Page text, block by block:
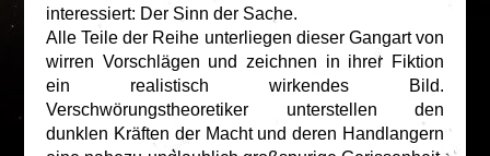
interessiert: Der Sinn der Sache.
Alle Teile der Reihe unterliegen dieser Gangart von
wirren Vorschlägen und zeichnen in ihrer Fiktion
ein realistisch wirkendes Bild.
Verschwörungstheoretiker unterstellen den
dunklen Kräften der Macht und deren Handlangern